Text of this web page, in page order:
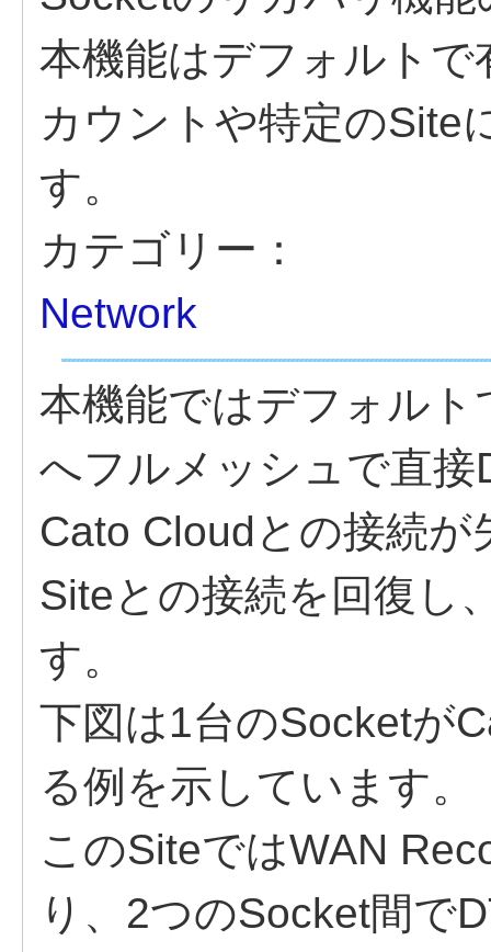
本機能はデフォルト
カウントや特定のSite
す。
カテゴリー：
Network
本機能ではデフォル
へフルメッシュで直
Cato Cloudとの接続
Siteとの接続を回復し
す。
下図は1台のSocketが
る例を示しています。
このSiteではWAN
り、2つのSocket間で